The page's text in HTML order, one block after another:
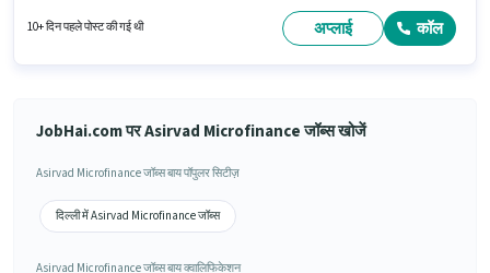
पद के लिए आवश्यक दस्तावेज़ जैसे PAN कार्ड, बैंक अकाउंट, आधार कार्ड का होना अनिवार्य
10+ दिन पहले पोस्ट की गई थी अप्लाई कॉल
JobHai.com पर Asirvad Microfinance जॉब्स खोजें
Asirvad Microfinance जॉब्स बाय पॉपुलर सिटीज़
दिल्ली में Asirvad Microfinance जॉब्स
Asirvad Microfinance जॉब्स बाय क्वालिफिकेशन